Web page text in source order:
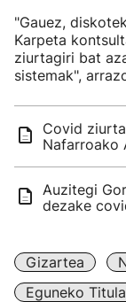
"Gauez,
Karpeta
ziurtagiri bat
sistemak",
Covid
Nafarroako
Auzitegi
dezake
Gizartea
Eguneko